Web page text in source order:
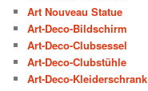
Art Nouveau Statue
Art-Deco-Bildschirm
Art-Deco-Clubsessel
Art-Deco-Clubstühle
Art-Deco-Kleiderschrank